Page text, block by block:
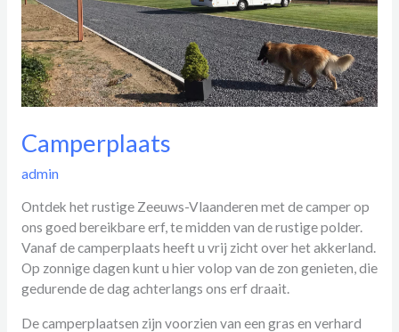
Camperplaats
admin
Ontdek het rustige Zeeuws-Vlaanderen met de camper op
ons goed bereikbare erf, te midden van de rustige polder.
Vanaf de camperplaats heeft u vrij zicht over het akkerland.
Op zonnige dagen kunt u hier volop van de zon genieten, die
gedurende de dag achterlangs ons erf draait.
De camperplaatsen zijn voorzien van een gras en verhard